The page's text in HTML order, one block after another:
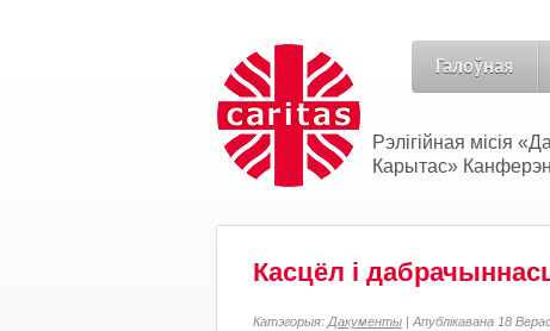
Галоўная
Рэлігійная місія
Карытас»
Касцёл і
Катэгорыя: Дакументы | Апублікавана 18